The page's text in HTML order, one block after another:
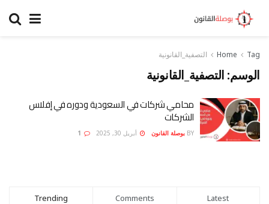
Home Tag التصفية_القانونية
الوسم: التصفية_القانونية
محامي شركات في السعودية ودوره في إفلاس
الشركات
BY بوصلة القانون أبريل 30, 2025
Trending Comments Latest